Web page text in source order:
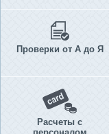
Проверки от А до Я
Расчеты с